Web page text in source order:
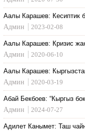
Аалы Карашев: Кесиптик
Админ
2023-02-08
Аалы Карашев: Кризис
Админ
2020-06-10
Аалы Карашев:
Админ
2020-03-19
Абай Бекбоев: “Кыргыз
Админ
2024-07-27
Адилет Канымет: Таш